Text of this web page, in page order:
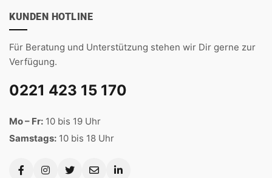
KUNDEN HOTLINE
Für Beratung und Unterstützung stehen wir Dir gerne zur
Verfügung.
0221 423 15 170
Mo – Fr: 10 bis 19 Uhr
Samstags: 10 bis 18 Uhr